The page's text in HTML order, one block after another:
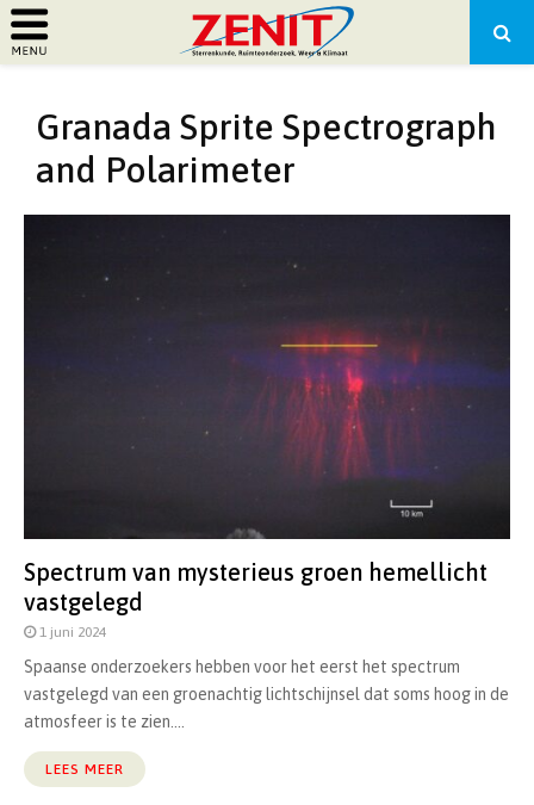
PRIMARY
MENU
Granada Sprite Spectrograph
and Polarimeter
Spectrum van mysterieus groen hemellicht
vastgelegd
1 juni 2024
Spaanse onderzoekers hebben voor het eerst het spectrum
vastgelegd van een groenachtig lichtschijnsel dat soms hoog in de
atmosfeer is te zien....
LEES MEER